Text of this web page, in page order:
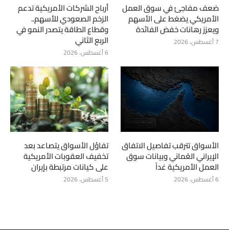
ضعف مفاجئ في سوق العمل
الأمريكي يضغط على الأسهم
ويعزز رهانات خفض الفائدة
7 أغسطس، 2026
أرباح الشركات الأمريكية تدعم
الزخم الصعودي للأسهم..
وقطاع الطاقة يتصدر النمو في
الربع الثاني
6 أغسطس، 2026
الأسواق تترقب تفاصيل الاتفاق
الإيراني العُماني وبيانات سوق
العمل الأمريكية غداً
6 أغسطس، 2026
تفاؤل الأسواق يتصاعد بعد
تخفيف العقوبات الأمريكية
على كيانات مرتبطة بإيران
5 أغسطس، 2026